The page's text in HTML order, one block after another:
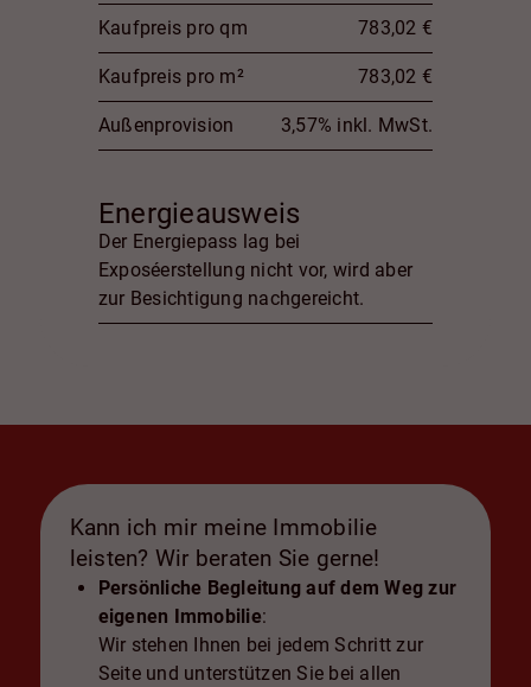
Kaufpreis pro qm 783,02 €
Kaufpreis pro m² 783,02 €
Außenprovision 3,57% inkl. MwSt.
Energieausweis
Der Energiepass lag bei
Exposéerstellung nicht vor, wird aber
zur Besichtigung nachgereicht.
Kann ich mir meine Immobilie
leisten? Wir beraten Sie gerne!
Persönliche Begleitung auf dem Weg zur
eigenen Immobilie:
Wir stehen Ihnen bei jedem Schritt zur
Seite und unterstützen Sie bei allen